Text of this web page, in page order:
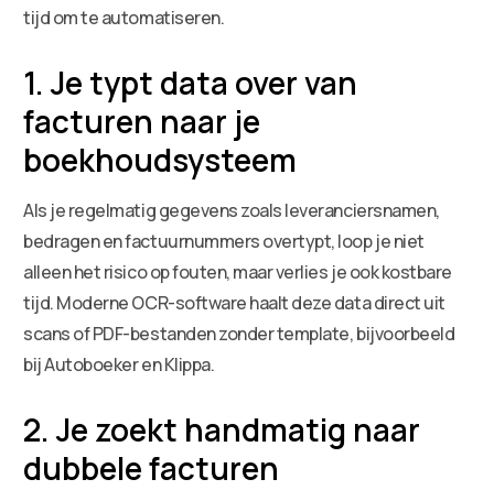
tijd om te automatiseren.
1. Je typt data over van
facturen naar je
boekhoudsysteem
Als je regelmatig gegevens zoals leveranciersnamen,
bedragen en factuurnummers overtypt, loop je niet
alleen het risico op fouten, maar verlies je ook kostbare
tijd. Moderne OCR-software haalt deze data direct uit
scans of PDF-bestanden zonder template, bijvoorbeeld
bij Autoboeker en Klippa.
2. Je zoekt handmatig naar
dubbele facturen